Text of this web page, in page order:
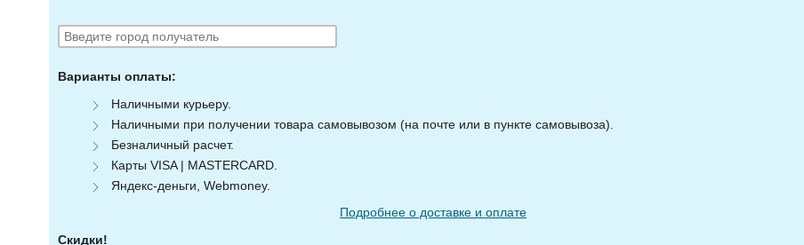
Варианты оплаты:
Наличными курьеру.
Наличными при получении товара самовывозом (на почте или в пункте самовывоза).
Безналичный расчет.
Карты VISA | MASTERCARD.
Яндекс-деньги, Webmoney.
Подробнее о доставке и оплате
Скидки!